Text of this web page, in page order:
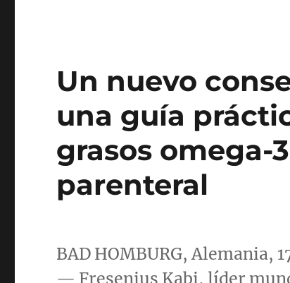
Un nuevo
una guía
grasos omega-
parenteral
BAD HOMBURG, Alemania,
— Fresenius Kabi, líder